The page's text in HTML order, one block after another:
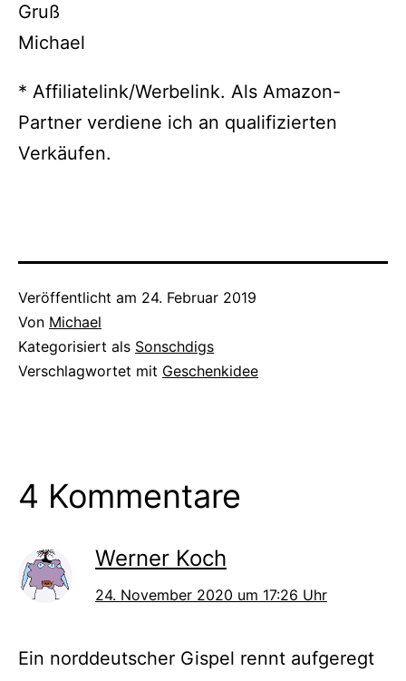
Gruß
Michael
* Affiliatelink/Werbelink. Als Amazon-
Partner verdiene ich an qualifizierten
Verkäufen.
Veröffentlicht am 24. Februar 2019
Von Michael
Kategorisiert als Sonschdigs
Verschlagwortet mit Geschenkidee
4 Kommentare
Werner Koch
24. November 2020 um 17:26 Uhr
Ein norddeutscher Gispel rennt aufgeregt